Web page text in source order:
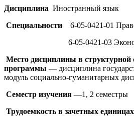
Дисциплина Иностранный язык
Специальности 6-05-0421-01
6-05-0421-03
Место дисциплины в структурной
программы — дисциплина
модуль социально-гуманитарных
Семестр изучения —1, 2 семестры
Трудоемкость в зачетных единицах